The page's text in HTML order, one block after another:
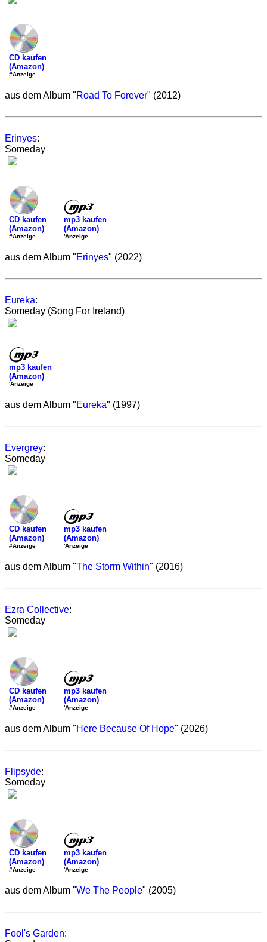
CD kaufen
(Amazon)
#Anzeige
aus dem Album "Road To Forever" (2012)
Erinyes:
Someday
CD kaufen
(Amazon)
#Anzeige
mp3 kaufen
(Amazon)
'Anzeige
aus dem Album "Erinyes" (2022)
Eureka:
Someday (Song For Ireland)
mp3 kaufen
(Amazon)
'Anzeige
aus dem Album "Eureka" (1997)
Evergrey:
Someday
CD kaufen
(Amazon)
#Anzeige
mp3 kaufen
(Amazon)
'Anzeige
aus dem Album "The Storm Within" (2016)
Ezra Collective:
Someday
CD kaufen
(Amazon)
#Anzeige
mp3 kaufen
(Amazon)
'Anzeige
aus dem Album "Here Because Of Hope" (2026)
Flipsyde:
Someday
CD kaufen
(Amazon)
#Anzeige
mp3 kaufen
(Amazon)
'Anzeige
aus dem Album "We The People" (2005)
Fool's Garden: